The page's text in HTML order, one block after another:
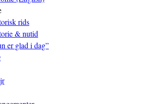
rids
& nutid
er glad i dag”